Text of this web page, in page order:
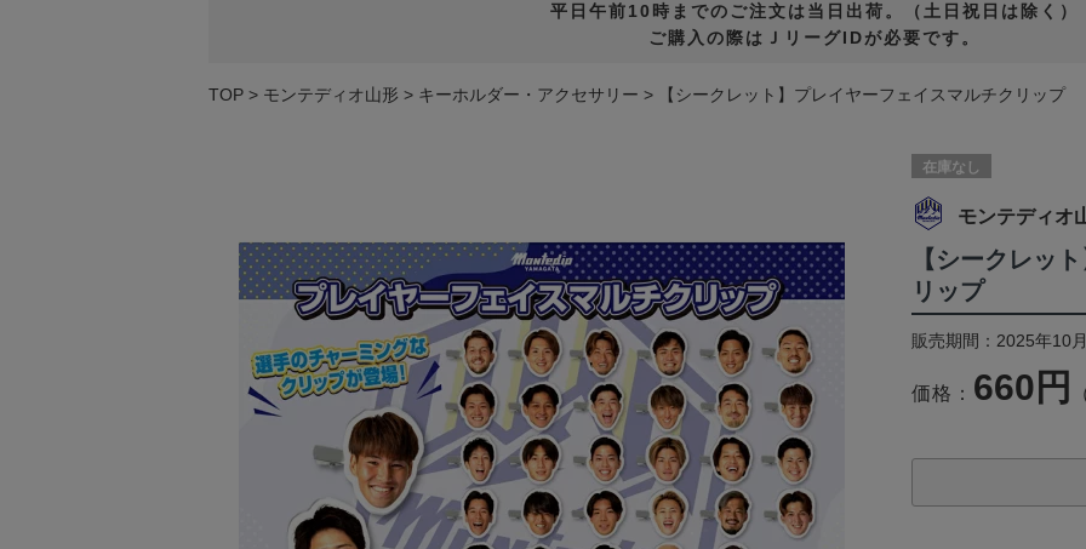
平日午前10時までのご注文は当日出荷。（土日祝日は除く）
ご購入の際はＪリーグIDが必要です。
TOP モンテディオ山形 キーホルダー・アクセサリー 【シークレット】プレイヤーフェイスマルチクリップ
在庫なし
モンテディオ
【シークレッ
リップ
販売期間：2025年10
価格： 660円